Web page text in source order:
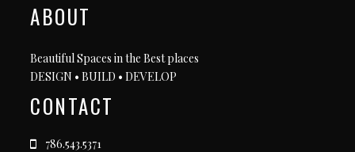
ABOUT
Beautiful Spaces in the Best places
DESIGN • BUILD • DEVELOP
CONTACT
786.543.5371